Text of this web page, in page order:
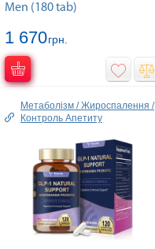
Men (180 tab)
1 670грн.
Метаболізм / Жироспалення /
Контроль Апетиту